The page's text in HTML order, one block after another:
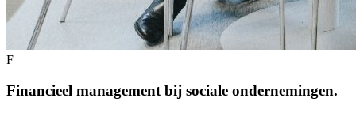
F
Financieel management bij sociale ondernemingen.